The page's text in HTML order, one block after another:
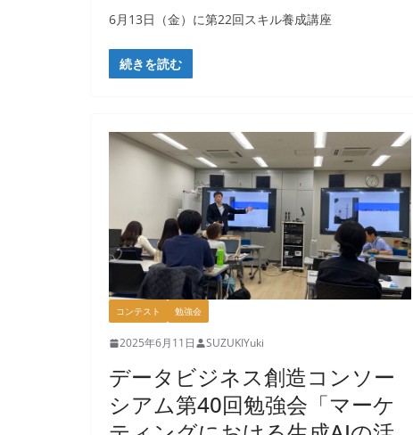
6月13日（金）に第22回スキル養成講座
続きを読む
コンテスト 勉強会
2025年6月11日 SUZUKIYuki
データビジネス創造コンソー
シアム第40回勉強会「マーケ